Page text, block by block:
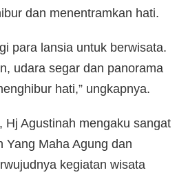
dan menentramkan hati.
para lansia untuk berwisata.
udara segar dan panorama
hati,” ungkapnya.
Hj Agustinah mengaku sangat
Yang Maha Agung dan
kegiatan wisata